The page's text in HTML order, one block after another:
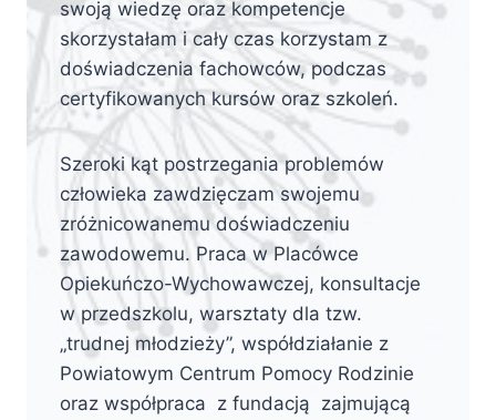
swoją wiedzę oraz kompetencje
skorzystałam i cały czas korzystam z
doświadczenia fachowców, podczas
certyfikowanych kursów oraz szkoleń.
Szeroki kąt postrzegania problemów
człowieka zawdzięczam swojemu
zróżnicowanemu doświadczeniu
zawodowemu. Praca w Placówce
Opiekuńczo-Wychowawczej, konsultacje
w przedszkolu, warsztaty dla tzw.
„trudnej młodzieży”, współdziałanie z
Powiatowym Centrum Pomocy Rodzinie
oraz współpraca z fundacją zajmującą